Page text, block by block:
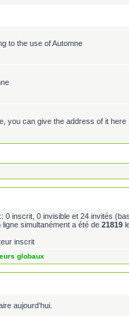
to the use of Automne
you can give the address of it here
0 inscrit, 0 invisible et 24 invités
ligne simultanément a été de 21819
inscrit
globaux
aujourd’hui.